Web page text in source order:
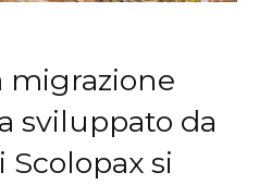
migrazione
sviluppato da
si